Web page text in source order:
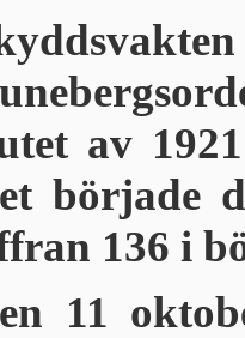
av
började
136 i
11